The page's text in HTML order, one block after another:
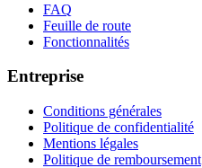
FAQ
Feuille de route
Fonctionnalités
Entreprise
Conditions générales
Politique de confidentialité
Mentions légales
Politique de remboursement